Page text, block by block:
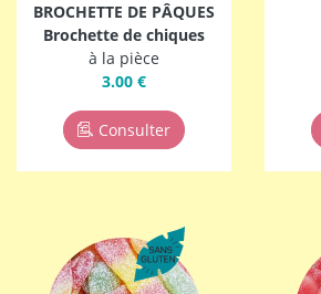
BROCHETTE DE PÂQUES
Brochette de chiques
à la pièce
3.00 €
Consulter